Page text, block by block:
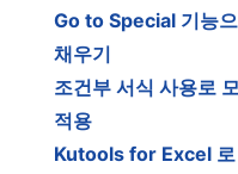
Go to Special 기능
채우기
조건부 서식 사용로
적용
Kutools for Excel 로